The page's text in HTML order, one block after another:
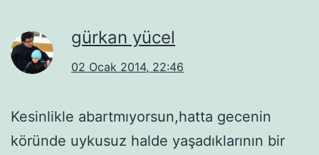
gürkan yücel
02 Ocak 2014, 22:46
Kesinlikle abartmıyorsun,hatta gecenin
köründe uykusuz halde yaşadıklarının bir